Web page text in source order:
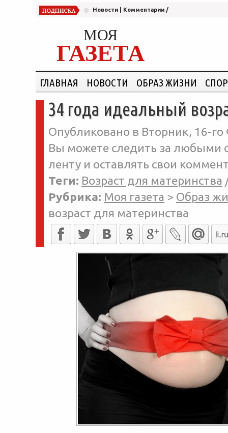
Новости Комментарии /
МОЯ
ГАЗЕТА
ГЛАВНАЯ НОВОСТИ ОБРАЗ ЖИЗНИ
34 года идеальный
Опубликовано в Вторник, 16-
Вы можете следить за любыми
ленту и оставлять свои
Теги: Возраст для материнства
Рубрика: Моя газета > Образ
возраст для материнства